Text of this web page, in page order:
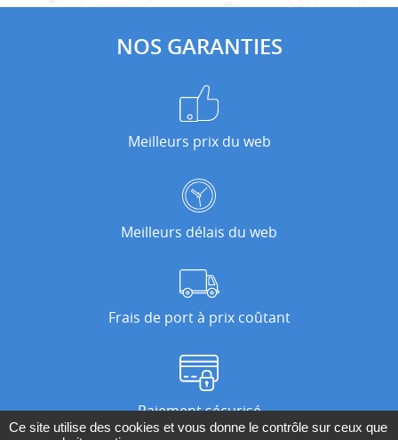
NOS GARANTIES
Meilleurs prix du web
Meilleurs délais du web
Frais de port à prix coûtant
Paiement sécurisé
Ce site utilise des cookies et vous donne le contrôle sur ceux que